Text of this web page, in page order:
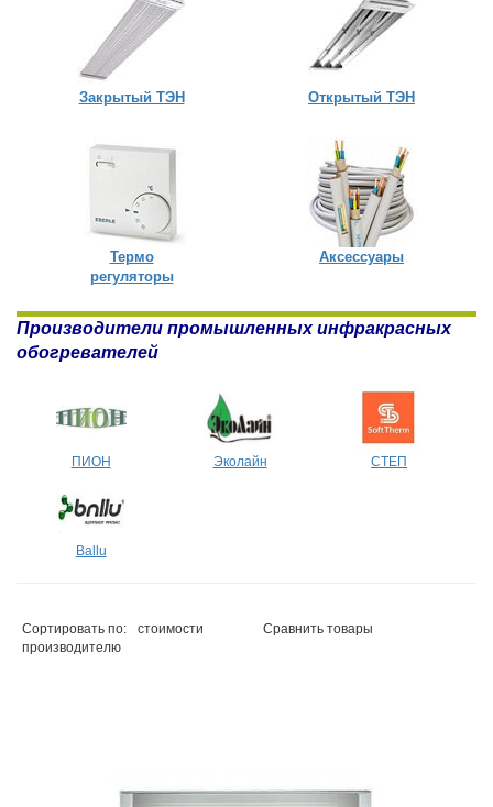
Закрытый ТЭН Открытый ТЭН
Термо
регуляторы
Аксессуары
Производители промышленных инфракрасных
обогревателей
ПИОН Эколайн СТЕП
Ballu
Сортировать по:
стоимости
производителю
Сравнить товары